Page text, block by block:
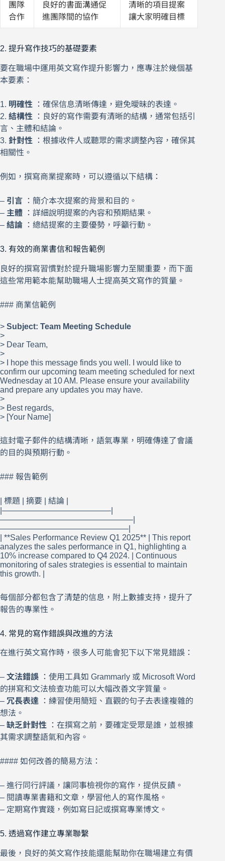
團隊
合作
良好的書面溝通促
進團隊間的協作
清晰的項目提案
讓大家明確目標
2. 提升寫作技巧的基礎要素
要在職場中運用英文寫作提升影響力，應專注於幾個基
本要素：
1. 明確性
：確保信息清晰傳達，避免曖昧的表達。
2. 結構性
：良好的寫作需要有清晰的結構，通常包括引
言、主體和結論。
3. 針對性
：根據收件人或聽眾的需求調整內容，確保其
相關性。
例如，撰寫商業提案時，可以遵循以下結構：
– 引言
：簡介本次提案的背景和目的。
– 主體
：詳細說明提案的內容和預期結果。
– 結論 ：總結提案的主要優勢，呼籲行動。
3. 有效的商業書信和報告範例
良好的撰寫習慣對於提升職場影響力至關重要，而下面
這些常用範本能幫助職場人士提高英文寫作的質量。
### 商業信範例
> Subject: Team Meeting Schedule
>
> Dear Team,
>
> I hope this message finds you well. I would like to
confirm our upcoming team meeting scheduled for next
Wednesday at 10 AM. Please ensure your availability
and prepare any updates you may have.
>
> Best regards,
> [Your Name]
這封電子郵件的結構清晰，語氣專業，明確傳達了會議
的目的與預期行動。
### 報告範例
| 標題 | 摘要 | 結論 |
|—————————————–|
————————————————–|
————————————————|
| **Sales Performance Review Q1 2025** | This report
analyzes the sales performance in Q1, highlighting a
10% increase compared to Q4 2024. | Continuous
monitoring of sales strategies is essential to maintain
this growth. |
每個部分都包含了清楚的信息，附上數據支持，提升了
報告的專業性。
4. 常見的寫作錯誤與改進的方法
在進行英文寫作時，很多人可能會犯下以下常見錯誤：
– 文法錯誤
：使用工具如 Grammarly 或 Microsoft Word
的拼寫和文法檢查功能可以大幅改善文字質量。
– 冗長表達
：練習使用簡短、直觀的句子去表達複雜的
想法。
– 缺乏針對性
：在撰寫之前，要確定受眾是誰，並根據
其需求調整語氣和內容。
#### 如何改善的簡易方法：
– 進行同行評議，讓同事檢視你的寫作，提供反饋。
– 閱讀專業書籍和文章，學習他人的寫作風格。
– 定期寫作實踐，例如寫日記或撰寫專業博文。
5. 透過寫作建立專業聯繫
最後，良好的英文寫作技能還能幫助你在職場建立有價